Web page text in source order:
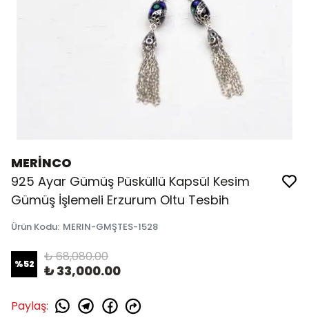
MERİNCO
925 Ayar Gümüş Püsküllü Kapsül Kesim
Gümüş İşlemeli Erzurum Oltu Tesbih
Ürün Kodu: MERIN-GMŞTES-1528
%52 ₺ 68,080.00
₺ 33,000.00
Paylaş: